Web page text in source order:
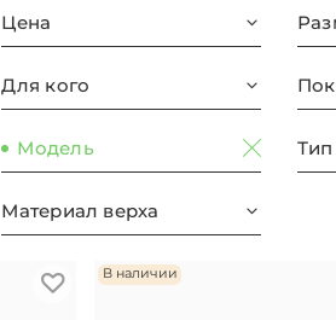
Цена
Для кого
Модель
Материал верха
В наличии